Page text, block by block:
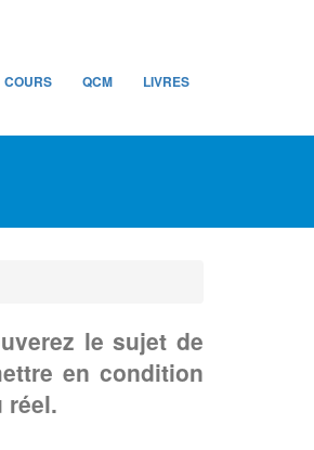
COURS QCM LIVRES
le sujet de
en condition
réel.